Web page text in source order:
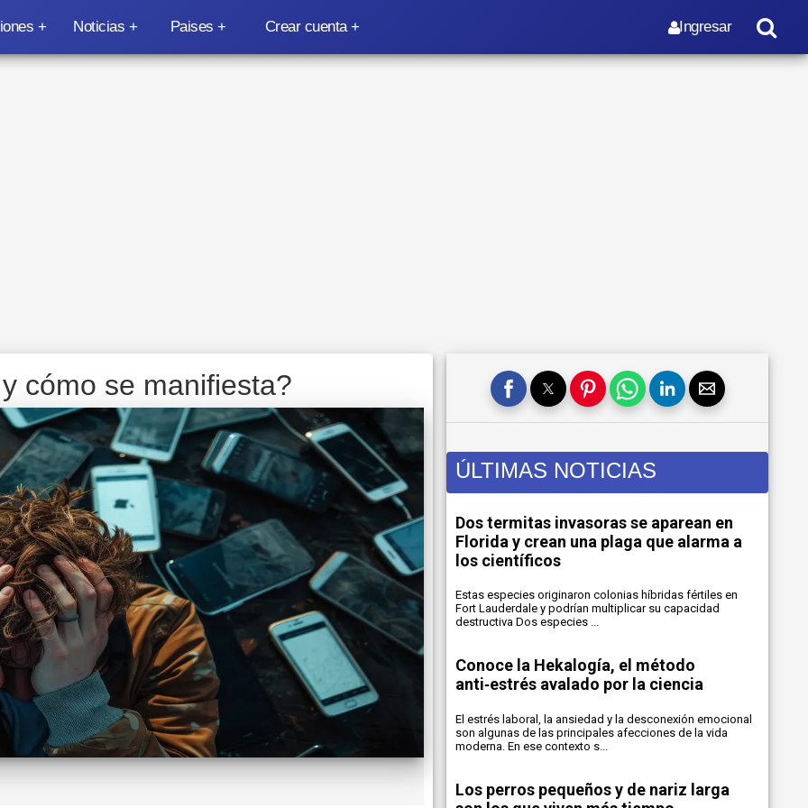
Noticias Paises Ingresar
Crear cuenta
cómo se manifiesta?
ÚLTIMAS NOTICIAS
Dos termitas invasoras se aparean en
Florida y crean una plaga que alarma a
los científicos
Estas especies originaron colonias híbridas fértiles en
Fort Lauderdale y podrían multiplicar su capacidad
destructiva Dos especies ...
Conoce la Hekalogía, el método
anti‑estrés avalado por la ciencia
El estrés laboral, la ansiedad y la desconexión emocional
son algunas de las principales afecciones de la vida
moderna. En ese contexto s...
Los perros pequeños y de nariz larga